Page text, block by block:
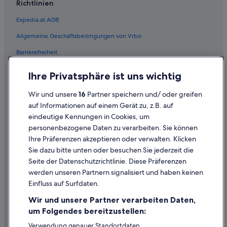
Flüge von Cincinnati (CVG) nach Wien (VIE)
Flüge von Cardiff (CWL) nach Wien (VIE)
Flüge von Dhaka (DAC) nach Wien (VIE)
Flüge von Dallas (DAL) nach Wien (VIE)
Flüge von Dakar (DSS) nach Wien (VIE)
Flüge von Düsseldorf (DUS) nach Wien (VIE)
Flüge von Erfurt (ERF) nach Wien (VIE)
Flüge von Ankara (ESB) nach Wien (VIE)
Flüge von Fès (FEZ) nach Wien (VIE)
Flüge von Frankfurt (FRA) nach Wien (VIE)
Flüge von Patras (GPA) nach Wien (VIE)
Flüge von Grand Rapids (GRR) nach Wien (VIE)
Richtlinien
Expedia.at AGB
Allgemeine Geschäftsbedingungen von Vrbo
Barrierefreiheit
Rechtliche Hinweise/Kontakt
Inhaltsrichtlinien und Melden von Inhalten
Hilfe
Hilfe
Rückerstattungsprozess und Zeitrahmen
Buchen Sie einen Flug mit einer Gutschrift bei der Fluggesellschaft
Ihre Privatsphäre ist uns wichtig
Wir und unsere16 Partner speichern und/ oder greifen
auf Informationen auf einem Gerät zu, z.B. auf
eindeutige Kennungen in Cookies, um
personenbezogene Daten zu verarbeiten. Sie können
Ihre Präferenzen akzeptieren oder verwalten. Klicken
Sie dazu bitte unten oder besuchen Sie jederzeit die
Seite der Datenschutzrichtlinie. Diese Präferenzen
werden unseren Partnern signalisiert und haben keinen
Einfluss auf Surfdaten.
Wir und unsere Partner verarbeiten Daten,
um Folgendes bereitzustellen: